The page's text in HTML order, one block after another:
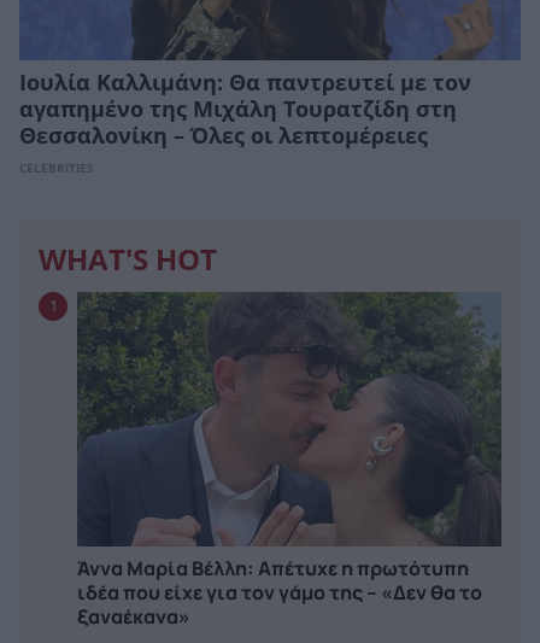
Ιουλία Καλλιμάνη: Θα παντρευτεί με τον
αγαπημένο της Μιχάλη Τουρατζίδη στη
Θεσσαλονίκη – Όλες οι λεπτομέρειες
CELEBRITIES
WHAT'S HOT
1
Άννα Μαρία Βέλλη: Απέτυχε η πρωτότυπη
ιδέα που είχε για τον γάμο της – «Δεν θα το
ξαναέκανα»